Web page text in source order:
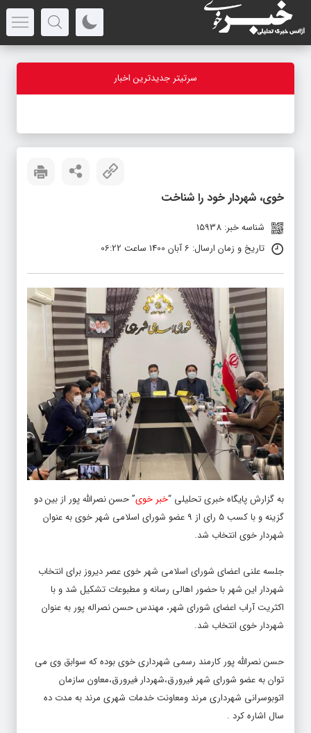
سرتیتر جدیدترین اخبار
خوی، شهردار خود را شناخت
شناسه خبر: 15938
تاریخ و زمان ارسال: 6 آبان 1400 ساعت 06:22
به گزارش پایگاه خبری تحلیلی “خبر خوی” حسن نصرالله پور از بین دو
گزینه و با کسب ۵ رای از ۹ عضو شورای اسلامی شهر خوی به عنوان
شهردار خوی انتخاب شد.
جلسه علنی اعضای شورای اسلامی شهر خوی عصر دیروز برای انتخاب
شهردار این شهر با حضور اهالی رسانه و مطبوعات تشکیل شد و با
اکثریت آراب اعضای شورای شهر، مهندس حسن نصراله پور به عنوان
شهردار خوی انتخاب شد.
حسن نصرالله پور کارمند رسمی شهرداری خوی بوده که سوابق وی می
توان به عضو شورای شهر فیرورق،شهردار فیرورق،معاون سازمان
اتوبوسرانی شهرداری مرند ومعاونت خدمات شهری مرند به مدت ده
سال اشاره کرد .